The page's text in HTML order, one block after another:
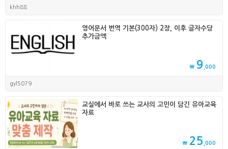
khh88
영어문서 번역 기본(300자) 2장, 이후 글자수당
추가금액
₩ 9 ,000
gyl5079
교실에서 바로 쓰는 교사의 고민이 담긴 유아교육
자료
₩ 25 ,000